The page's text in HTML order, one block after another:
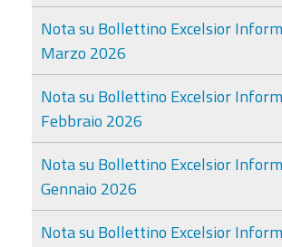
Nota su Bollettino Excelsior
Marzo 2026
Nota su Bollettino Excelsior
Febbraio 2026
Nota su Bollettino Excelsior
Gennaio 2026
Nota su Bollettino Excelsior